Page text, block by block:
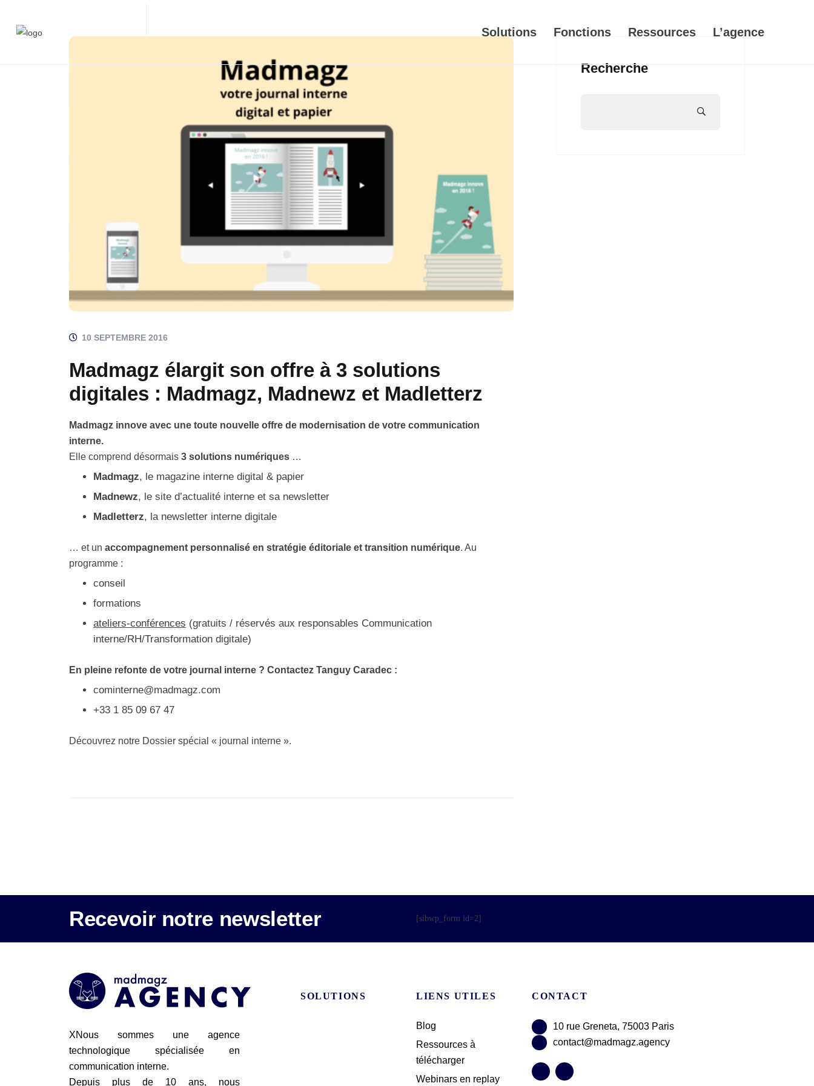
Solutions Fonctions Ressources L’agence
10 SEPTEMBRE 2016
Madmagz élargit son offre à 3 solutions
digitales : Madmagz, Madnewz et Madletterz
Madmagz innove avec une toute nouvelle offre de modernisation de votre communication
interne.
Elle comprend désormais 3 solutions numériques …
Madmagz, le magazine interne digital & papier
Madnewz, le site d’actualité interne et sa newsletter
Madletterz, la newsletter interne digitale
… et un accompagnement personnalisé en stratégie éditoriale et transition numérique. Au
programme :
conseil
formations
ateliers-conférences (gratuits / réservés aux responsables Communication
interne/RH/Transformation digitale)
En pleine refonte de votre journal interne ? Contactez Tanguy Caradec :
cominterne@madmagz.com
+33 1 85 09 67 47
Découvrez notre Dossier spécial « journal interne ».
Recherche
Recevoir notre newsletter [sibwp_form id=2]
XNous sommes une agence
technologique spécialisée en
communication interne.
Depuis plus de 10 ans, nous
SOLUTIONS LIENS UTILES
Blog
Ressources à
télécharger
Webinars en replay
CONTACT
10 rue Greneta, 75003 Paris
contact@madmagz.agency